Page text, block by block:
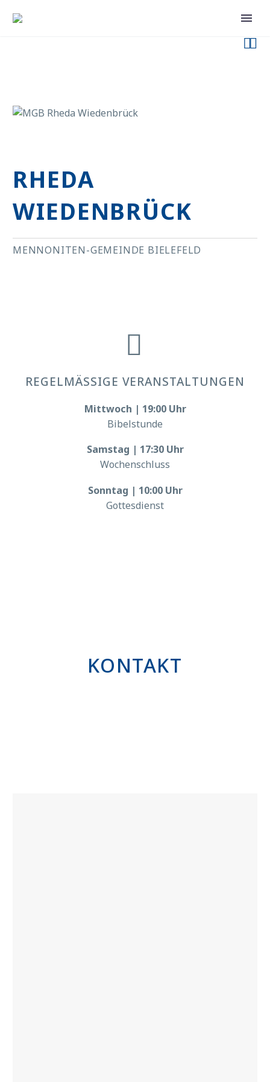

RHEDA
WIEDENBRÜCK
MENNONITEN-GEMEINDE BIELEFELD


REGELMÄSSIGE VERANSTALTUNGEN
Mittwoch | 19:00 Uhr
Bibelstunde
Samstag | 17:30 Uhr
Wochenschluss
Sonntag | 10:00 Uhr
Gottesdienst
KONTAKT